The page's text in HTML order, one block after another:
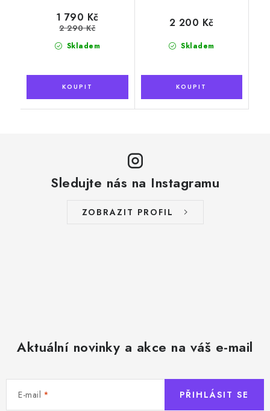
Skladem
1 790 Kč
2 290 Kč
Skladem
2 200 Kč
Sledujte nás na Instagramu
ZOBRAZIT PROFIL
Aktuální novinky a akce na váš e-mail
E-mail PŘIHLÁSIT SE